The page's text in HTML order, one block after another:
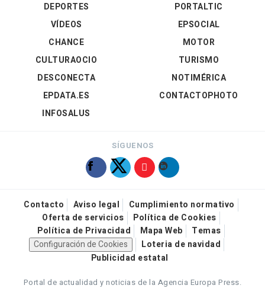
DEPORTES
VÍDEOS
PORTALTIC
EPSOCIAL
CHANCE
CULTURAOCIO
DESCONECTA
EPDATA.ES
INFOSALUS
MOTOR
TURISMO
NOTIMÉRICA
CONTACTOPHOTO
SÍGUENOS
Contacto Aviso legal
Cumplimiento normativo
Oferta de servicios
Política de Cookies
Política de Privacidad
Mapa Web
Temas
Configuración de Cookies
Loteria de navidad
Publicidad estatal
Portal de actualidad y noticias de la Agencia Europa Press.